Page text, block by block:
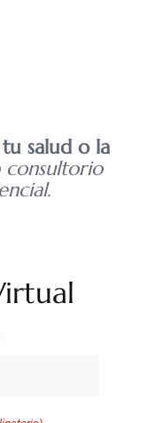
salud o la
consultorio